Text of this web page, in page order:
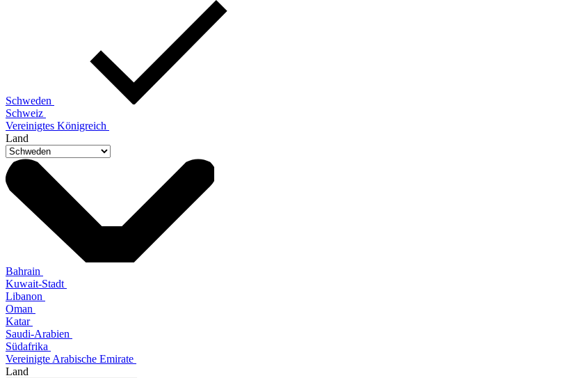
Schweden
Schweiz
Vereinigtes Königreich
Land
Bahrain
Kuwait-Stadt
Libanon
Oman
Katar
Saudi-Arabien
Südafrika
Vereinigte Arabische Emirate
Land